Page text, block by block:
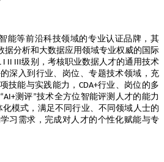
能等前沿科技领域的专业认证品牌，其
据分析和大数据应用领域专业权威的国际
I II III级别，考核职业数据人才的通用技术
深入到行业、岗位、专题技术领域，充
技能与实践能力，CDA+行业、岗位的多
测评”技术全方位智能评测人才的能力
化模式，满足不同行业、不同领域人士的
习需求，完成对人才的个性化赋能与专